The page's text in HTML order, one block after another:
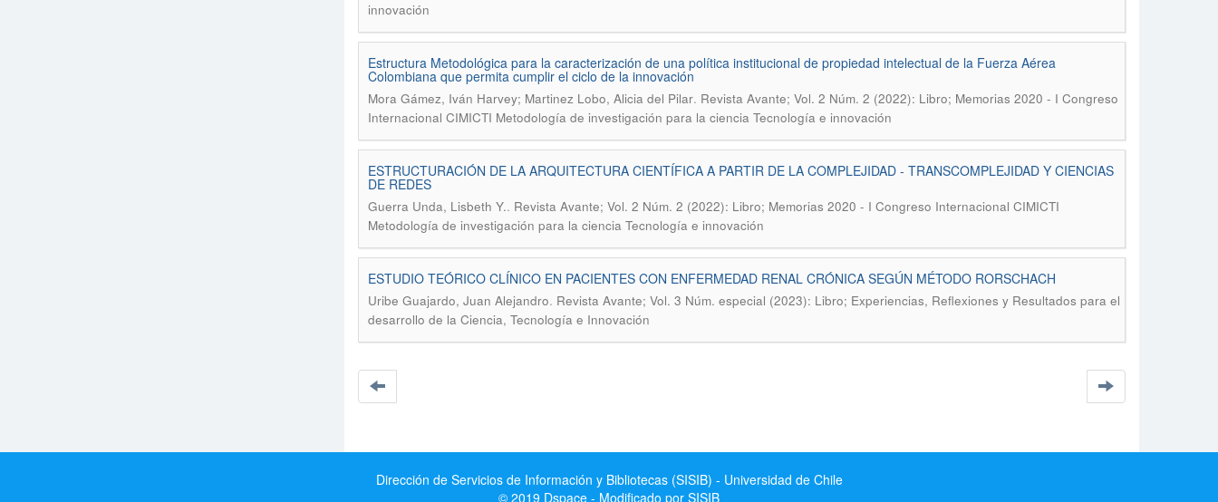
innovación
Estructura Metodológica para la caracterización de una política institucional de propiedad intelectual de la Fuerza Aérea
Colombiana que permita cumplir el ciclo de la innovación
Mora Gámez, Iván Harvey; Martinez Lobo, Alicia del Pilar. Revista Avante; Vol. 2 Núm. 2 (2022): Libro; Memorias 2020 - I Congreso
Internacional CIMICTI Metodología de investigación para la ciencia Tecnología e innovación
ESTRUCTURACIÓN DE LA ARQUITECTURA CIENTÍFICA A PARTIR DE LA COMPLEJIDAD - TRANSCOMPLEJIDAD Y CIENCIAS
DE REDES
Guerra Unda, Lisbeth Y.. Revista Avante; Vol. 2 Núm. 2 (2022): Libro; Memorias 2020 - I Congreso Internacional CIMICTI
Metodología de investigación para la ciencia Tecnología e innovación
ESTUDIO TEÓRICO CLÍNICO EN PACIENTES CON ENFERMEDAD RENAL CRÓNICA SEGÚN MÉTODO RORSCHACH
Uribe Guajardo, Juan Alejandro. Revista Avante; Vol. 3 Núm. especial (2023): Libro; Experiencias, Reflexiones y Resultados para el
desarrollo de la Ciencia, Tecnología e Innovación
Dirección de Servicios de Información y Bibliotecas (SISIB) - Universidad de Chile
© 2019 Dspace - Modificado por SISIB